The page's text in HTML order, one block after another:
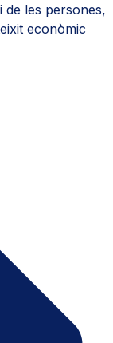
de les persones,
econòmic